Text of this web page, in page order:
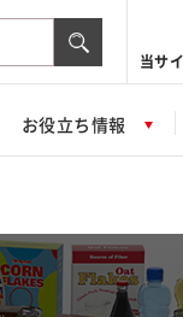
当サ
お役立ち情報